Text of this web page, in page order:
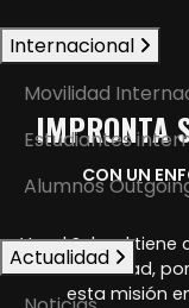
Internacional
Movilidad
Estudiantes
Alumnos
Actualidad
IMPRONTA
CON UN
Voxel School
en la sociedad,
esta misión